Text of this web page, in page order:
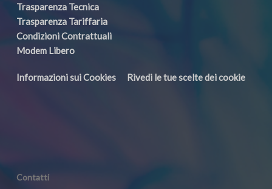
Trasparenza Tecnica
Trasparenza Tariffaria
Condizioni Contrattuali
Modem Libero
Informazioni sui Cookies Rivedi le tue scelte dei cookie
Contatti